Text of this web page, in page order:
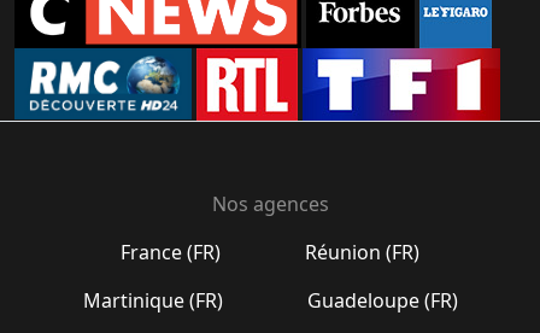
Nos agences
France (FR)
Réunion (FR)
Martinique (FR)
Guadeloupe (FR)